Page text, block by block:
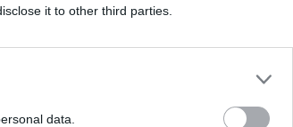
it to other third parties.
data.